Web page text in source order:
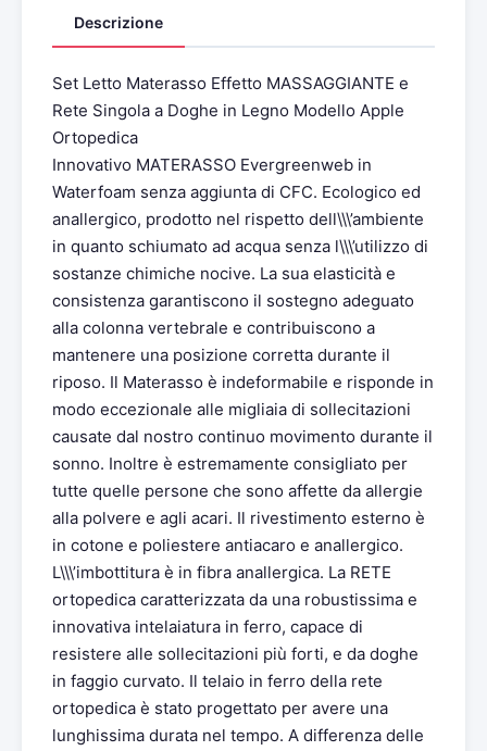
Descrizione
Set Letto Materasso Effetto MASSAGGIANTE e
Rete Singola a Doghe in Legno Modello Apple
Ortopedica
Innovativo MATERASSO Evergreenweb in
Waterfoam senza aggiunta di CFC. Ecologico ed
anallergico, prodotto nel rispetto dell\\\’ambiente
in quanto schiumato ad acqua senza l\\\’utilizzo di
sostanze chimiche nocive. La sua elasticità e
consistenza garantiscono il sostegno adeguato
alla colonna vertebrale e contribuiscono a
mantenere una posizione corretta durante il
riposo. Il Materasso è indeformabile e risponde in
modo eccezionale alle migliaia di sollecitazioni
causate dal nostro continuo movimento durante il
sonno. Inoltre è estremamente consigliato per
tutte quelle persone che sono affette da allergie
alla polvere e agli acari. Il rivestimento esterno è
in cotone e poliestere antiacaro e anallergico.
L\\\’imbottitura è in fibra anallergica. La RETE
ortopedica caratterizzata da una robustissima e
innovativa intelaiatura in ferro, capace di
resistere alle sollecitazioni più forti, e da doghe
in faggio curvato. Il telaio in ferro della rete
ortopedica è stato progettato per avere una
lunghissima durata nel tempo. A differenza delle